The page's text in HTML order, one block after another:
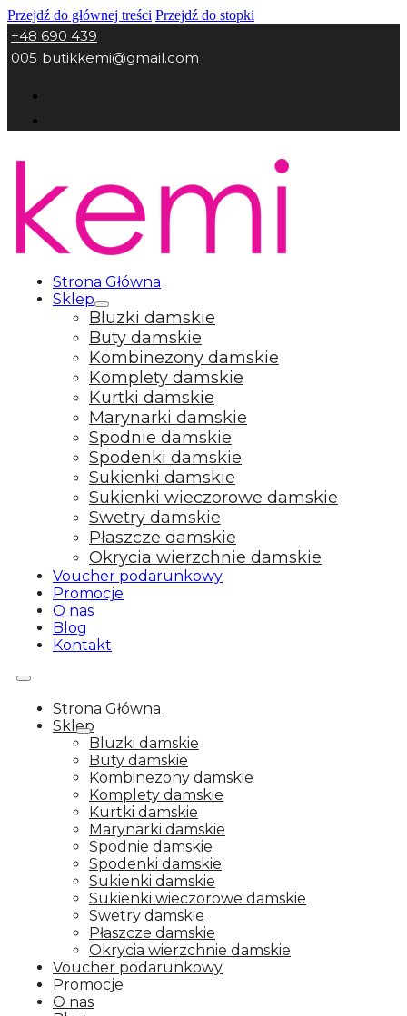
Przejdź do głównej treści Przejdź do stopki
+48 690 439
005 butikkemi@gmail.com
Strona Główna
Sklep
Bluzki damskie
Buty damskie
Kombinezony damskie
Komplety damskie
Kurtki damskie
Marynarki damskie
Spodnie damskie
Spodenki damskie
Sukienki damskie
Sukienki wieczorowe damskie
Swetry damskie
Płaszcze damskie
Okrycia wierzchnie damskie
Voucher podarunkowy
Promocje
O nas
Blog
Kontakt
Strona Główna
Sklep
Bluzki damskie
Buty damskie
Kombinezony damskie
Komplety damskie
Kurtki damskie
Marynarki damskie
Spodnie damskie
Spodenki damskie
Sukienki damskie
Sukienki wieczorowe damskie
Swetry damskie
Płaszcze damskie
Okrycia wierzchnie damskie
Voucher podarunkowy
Promocje
O nas